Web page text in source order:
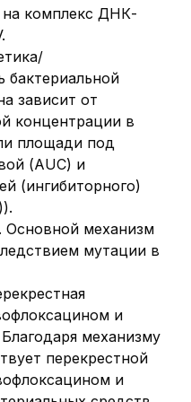
на комплекс ДНК-
бактериальной
зависит от
концентрации в
площади под
(АUC) и
(ингибиторного)
Основной механизм
мутации в
и
механизму
перекрестной
и